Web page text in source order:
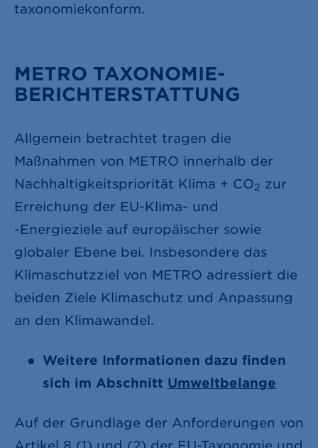
taxonomiekonform.
METRO TAXONOMIE-
BERICHTERSTATTUNG
Allgemein betrachtet tragen die
Maßnahmen von METRO innerhalb der
Nachhaltigkeitspriorität Klima + CO2 zur
Erreichung der EU-Klima- und
-Energieziele auf europäischer sowie
globaler Ebene bei. Insbesondere das
Klimaschutzziel von METRO adressiert die
beiden Ziele Klimaschutz und Anpassung
an den Klimawandel.
Weitere Informationen dazu finden
sich im Abschnitt Umweltbelange
Auf der Grundlage der Anforderungen von